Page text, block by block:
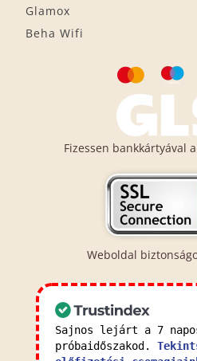
Glamox
Beha Wifi
Fizessen bankkártyával
Weboldal
Sajnos lejárt a 7
próbaidőszakod.